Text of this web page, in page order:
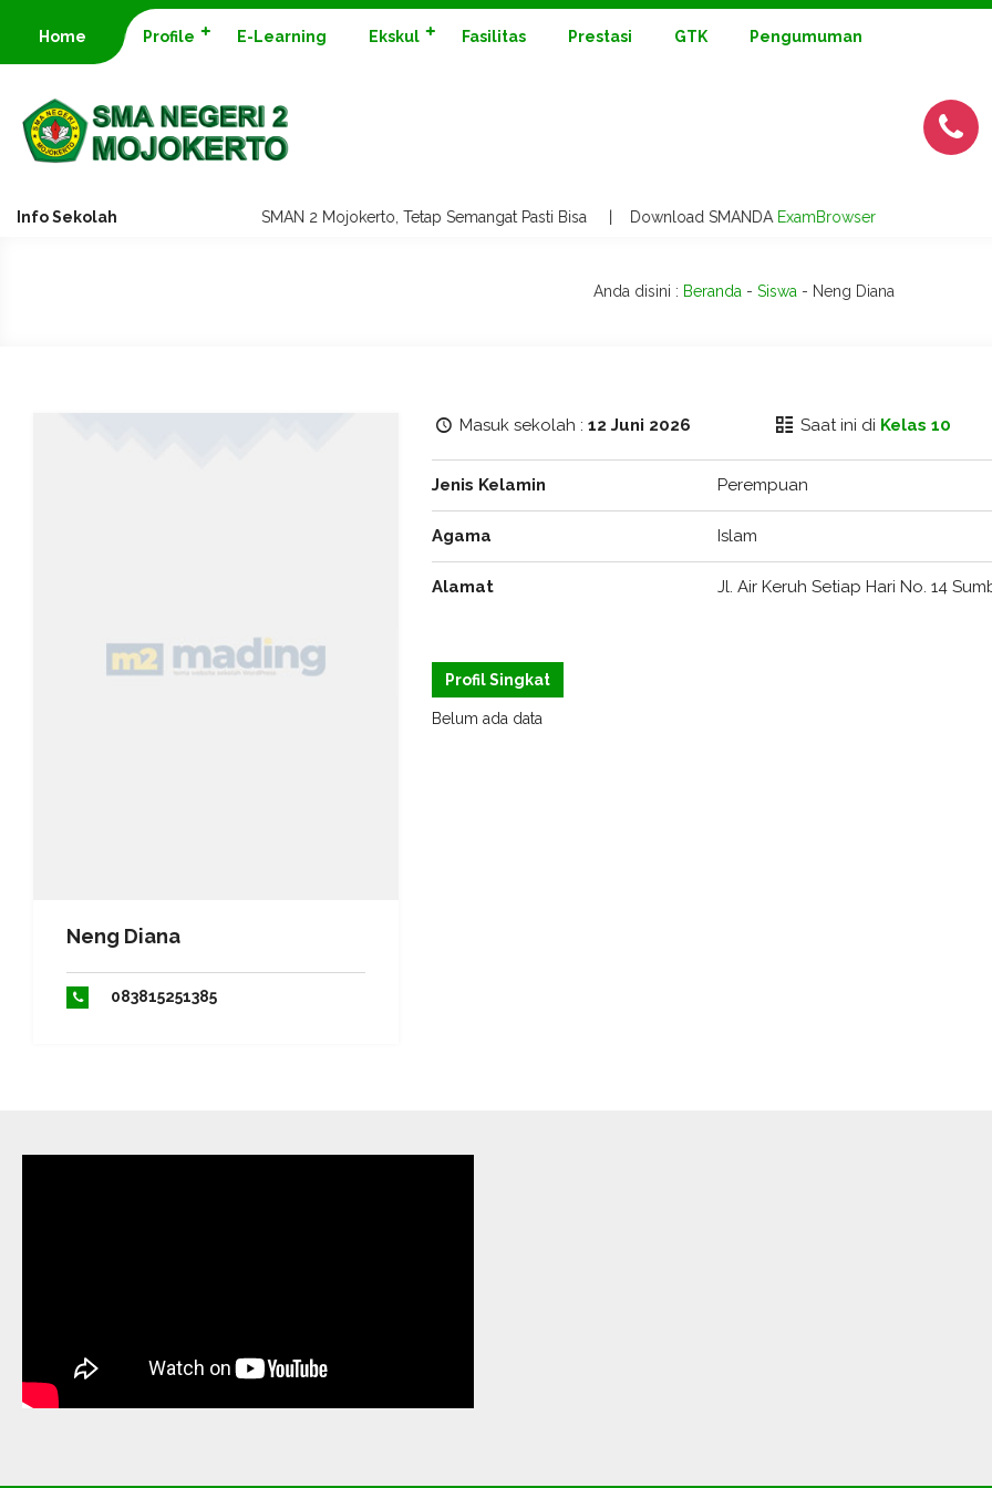
Home Profile E-Learning Ekskul Fasilitas Prestasi GTK Pengumuman
Info Sekolah SMAN 2 Mojokerto, Tetap Semangat Pasti Bisa | Download SMANDAExamBrowser
Anda disini : Beranda - Siswa - Neng Diana
Neng Diana
083815251385
Masuk sekolah : 12 Juni 2026 Saat ini di Kelas 10
Jenis Kelamin Perempuan
Agama Islam
Alamat Jl. Air Keruh Setiap Hari No. 14
Profil Singkat
Belum ada data